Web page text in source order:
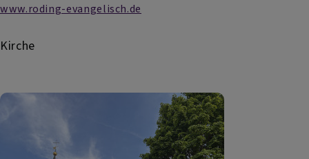
www.roding-evangelisch.de
Kirche